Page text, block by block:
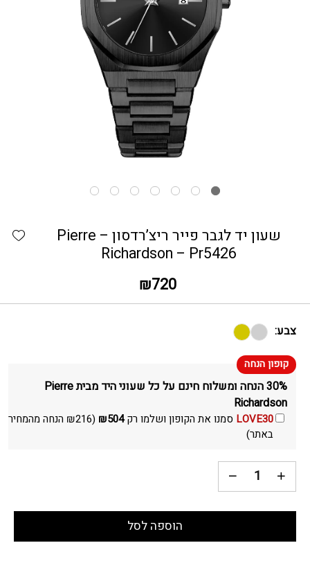
שעון יד לגבר פייר ריצ’רדסון – Pierre
Richardson – Pr5426
₪720
צבע:
30% הנחה ומשלוח חינם על כל שעוני היד מבית Pierre
Richardson
LOVE30 סמנו את הקופון ושלמו רק ₪504
(
₪216
הנחה מהמחיר
באתר)
הוספה לסל